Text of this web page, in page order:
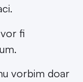
fi
vorbim doar